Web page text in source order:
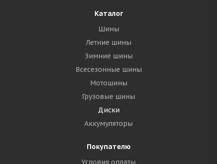
Каталог
Шины
Летние шины
Зимние шины
Всесезонные шины
Мотошины
Грузовые шины
Диски
Аккумуляторы
Покупателю
Условия оплаты